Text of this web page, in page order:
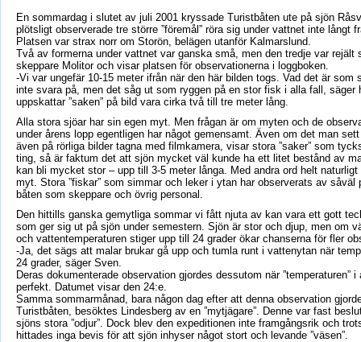
En sommardag i slutet av juli 2001 kryssade Turistbåten ute på sjön
plötsligt observerade tre större ”föremål” röra sig under vattnet inte långt
Platsen var strax norr om Storön, belägen utanför Kalmarslund.
Två av formerna under vattnet var ganska små, men den tredje var rejält
skeppare Molitor och visar platsen för observationerna i loggboken.
-Vi var ungefär 10-15 meter ifrån när den här bilden togs. Vad det är som
inte svara på, men det såg ut som ryggen på en stor fisk i alla fall, säger
uppskattar ”saken” på bild vara cirka två till tre meter lång.
Alla stora sjöar har sin egen myt. Men frågan är om myten och de
under årens lopp egentligen har något gemensamt. Även om det man
även på rörliga bilder tagna med filmkamera, visar stora ”saker” som
ting, så är faktum det att sjön mycket väl kunde ha ett litet bestånd av
kan bli mycket stor – upp till 3-5 meter långa. Med andra ord helt
myt. Stora ”fiskar” som simmar och leker i ytan har observerats av såväl
båten som skeppare och övrig personal.
Den hittills ganska gemytliga sommar vi fått njuta av kan vara ett gott
som ger sig ut på sjön under semestern. Sjön är stor och djup, men om
och vattentemperaturen stiger upp till 24 grader ökar chanserna för fler
-Ja, det sägs att malar brukar gå upp och tumla runt i vattenytan när
24 grader, säger Sven.
Deras dokumenterade observation gjordes dessutom när ”temperaturen”
perfekt. Datumet visar den 24:e.
Samma sommarmånad, bara någon dag efter att denna observation
Turistbåten, besöktes Lindesberg av en ”mytjägare”. Denne var fast
sjöns stora ”odjur”. Dock blev den expeditionen inte framgångsrik och
hittades inga bevis för att sjön inhyser något stort och levande ”väsen”.